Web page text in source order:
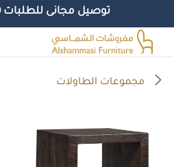
توصيل مجانى للطلبات 1500 فيما فوق
تخطي للذهاب إلى المحتوى
مجموعات الطاولات